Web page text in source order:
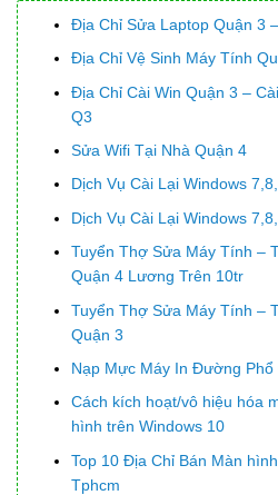
Địa Chỉ Sửa Laptop Quận 3
Địa Chỉ Vệ Sinh Máy Tính
Địa Chỉ Cài Win Quận 3 –
Q3
Sửa Wifi Tại Nhà Quận 4
Dịch Vụ Cài Lại Windows
Dịch Vụ Cài Lại Windows
Tuyển Thợ Sửa Máy Tính –
Quận 4 Lương Trên 10tr
Tuyển Thợ Sửa Máy Tính –
Quận 3
Nạp Mực Máy In Đường
Cách kích hoạt/vô hiệu hóa
hình trên Windows 10
Top 10 Địa Chỉ Bán Màn
Tphcm